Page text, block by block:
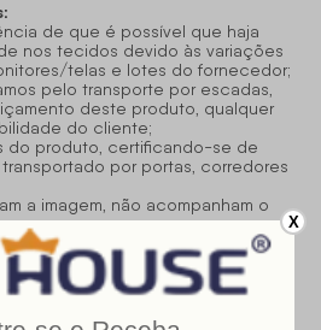
de que é possível que haja
nos tecidos devido às variações
telas e lotes do fornecedor;
pelo transporte por escadas,
deste produto, qualquer
do cliente;
do produto, certificando-se de
por portas, corredores
a imagem, não acompanham o
pela instalação e montagem;
somente por defeitos de
X